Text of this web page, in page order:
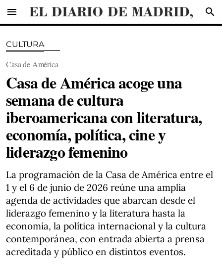
menu search
CULTURA
Casa de América
Casa de América acoge una
semana de cultura
iberoamericana con literatura,
economía, política, cine y
liderazgo femenino
La programación de la Casa de América entre el
1 y el 6 de junio de 2026 reúne una amplia
agenda de actividades que abarcan desde el
liderazgo femenino y la literatura hasta la
economía, la política internacional y la cultura
contemporánea, con entrada abierta a prensa
acreditada y público en distintos eventos.